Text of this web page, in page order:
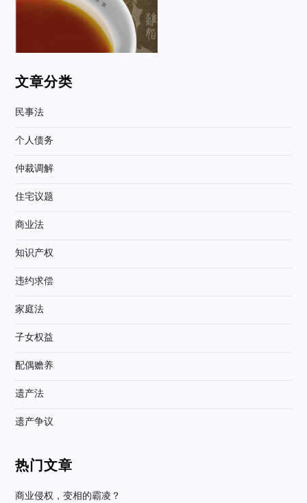
文章分类
民事法
个人债务
仲裁调解
住宅议题
商业法
知识产权
违约求偿
家庭法
子女权益
配偶赡养
遗产法
遗产争议
热门文章
商业侵权，变相的霸凌？